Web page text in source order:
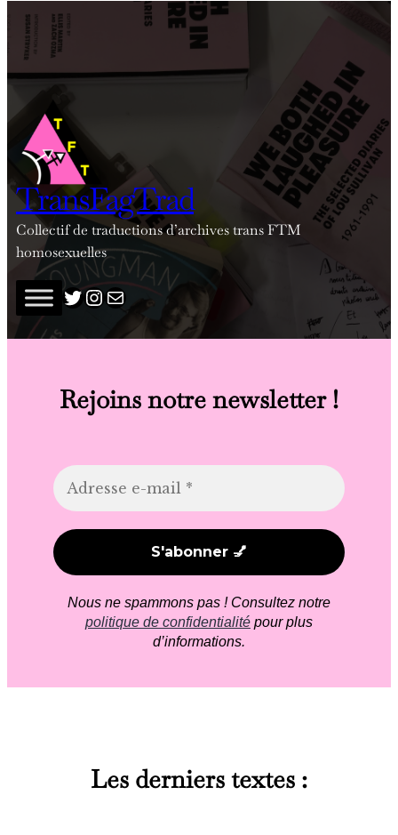
TransFagTrad
Collectif de traductions d’archives trans FTM
homosexuelles
twitter
insta
adresse mail
Rejoins notre newsletter !
Nous ne spammons pas ! Consultez notre
politique de confidentialité pour plus
d’informations.
Les derniers textes :